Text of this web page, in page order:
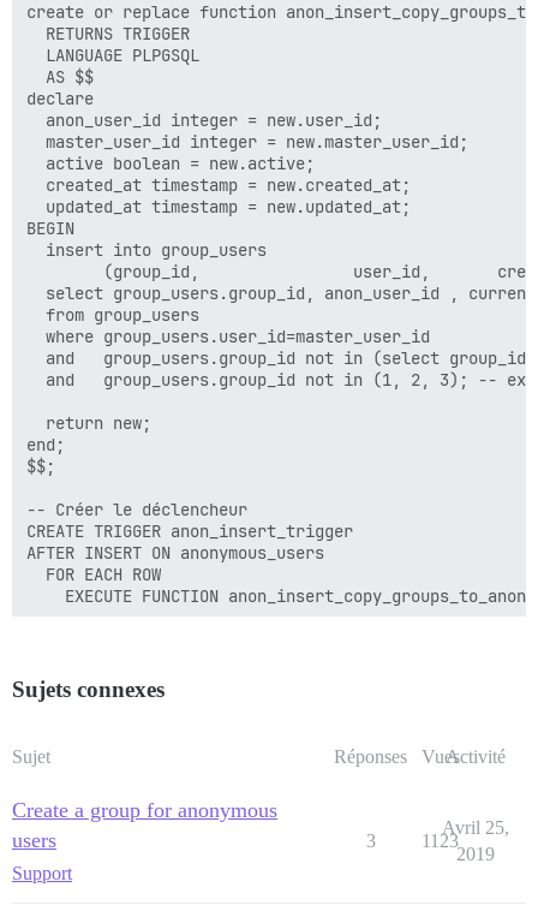
create or replace function
  RETURNS TRIGGER
  LANGUAGE PLPGSQL
  AS $$
declare
  anon_user_id integer = new.user_id;
  master_user_id integer = new.master_user_id;
  active boolean = new.active;
  created_at timestamp = new.created_at;
  updated_at timestamp = new.updated_at;
BEGIN
  insert into group_users
(group_id,                user_id,
select group_users.group_id, anon_user_id ,
  from group_users
  where group_users.user_id=master_user_id
and   group_users.group_id not in (select
and   group_users.group_id not in (1, 2, 3); --
  return new;
end;
$$;
-- Créer le déclencheur
CREATE TRIGGER anon_insert_trigger
AFTER INSERT ON anonymous_users
  FOR EACH ROW
Sujets connexes
Sujet Réponses VuesActivité
Create a group for anonymous
users
Support
3 1123
Avril 25,
2019